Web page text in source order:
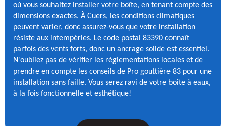
où vous souhaitez installer votre boîte, en tenant compte des
dimensions exactes. À Cuers, les conditions climatiques
peuvent varier, donc assurez-vous que votre installation
résiste aux intempéries. Le code postal 83390 connaît
parfois des vents forts, donc un ancrage solide est essentiel.
N'oubliez pas de vérifier les réglementations locales et de
prendre en compte les conseils de Pro gouttière 83 pour une
installation sans faille. Vous serez ravi de votre boîte à eaux,
à la fois fonctionnelle et esthétique!